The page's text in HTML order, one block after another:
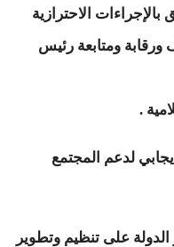
الاحترازية
ورقابة ومتابعة رئيس
.
لدعم المجتمع
الدولة على تنظيم وتطوير